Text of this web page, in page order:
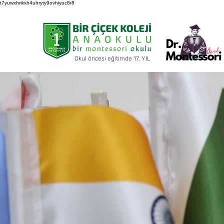
t7yuwxhrikxh4uhryty9ovhiyuc8r8
Okul öncesi eğitimde 17. YIL